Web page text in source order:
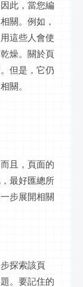
此，當您編
關。例如，
這些人會使
燥。關於頁
但是，它仍
關。
且，頁面的
最好匯總所
步展開相關
探索該頁
。要記住的